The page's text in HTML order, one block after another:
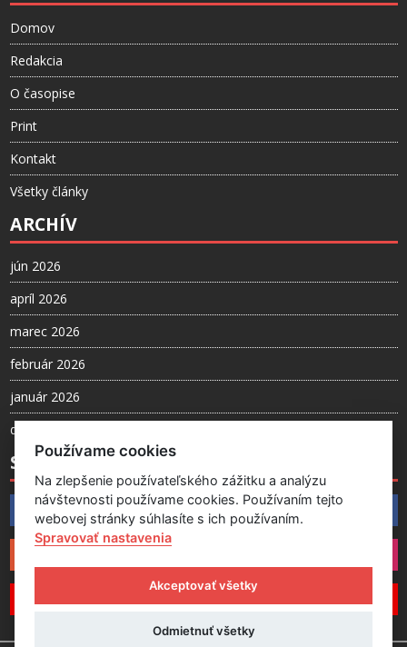
Domov
Redakcia
O časopise
Print
Kontakt
Všetky články
ARCHÍV
jún 2026
apríl 2026
marec 2026
február 2026
január 2026
december 2025
SLEDUJTE NÁS
Facebook
Používame cookies
Na zlepšenie používateľského zážitku a analýzu
návštevnosti používame cookies. Používaním tejto
webovej stránky súhlasíte s ich používaním.
Spravovať nastavenia
Akceptovať všetky
Odmietnuť všetky